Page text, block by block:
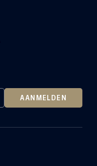
AANMELDEN